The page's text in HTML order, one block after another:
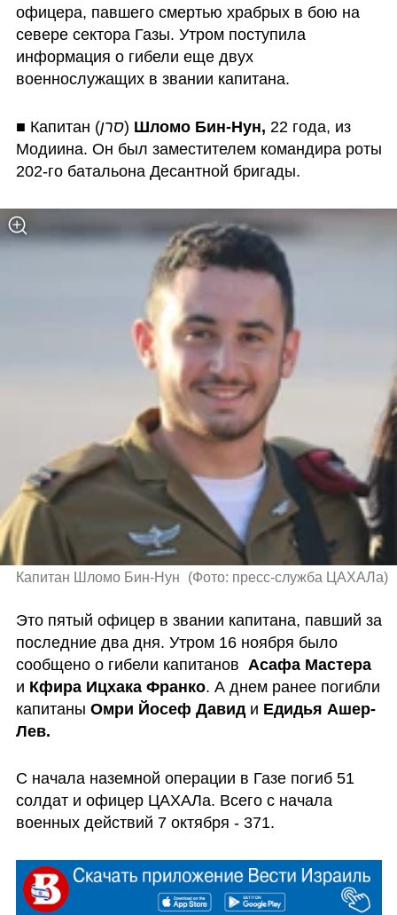
офицера, павшего смертью храбрых в бою на
севере сектора Газы. Утром поступила
информация о гибели еще двух
военнослужащих в звании капитана.
■ Капитан (סרן) Шломо Бин-Нун, 22 года, из
Модиина. Он был заместителем командира роты
202-го батальона Десантной бригады.
Капитан Шломо Бин-Нун (Фото: пресс-служба ЦАХАЛа)
Это пятый офицер в звании капитана, павший за
последние два дня. Утром 16 ноября было
сообщено о гибели капитанов
Асафа Мастера
и Кфира Ицхака Франко. А днем ранее погибли
капитаны Омри Йосеф Давид и Едидья Ашер-
Лев.
С начала наземной операции в Газе погиб 51
солдат и офицер ЦАХАЛа. Всего с начала
военных действий 7 октября - 371.